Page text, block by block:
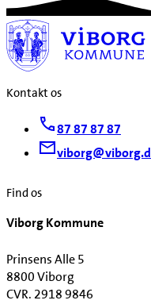
Kontakt os
87 87 87 87
Find os
Viborg Kommune
Prinsens Alle 5
8800 Viborg
CVR. 2918 9846